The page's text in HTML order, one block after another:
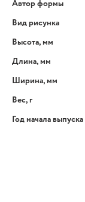
Автор формы
Вид рисунка
Высота, мм
Длина, мм
Ширина, мм
Вес, г
Год начала выпуска